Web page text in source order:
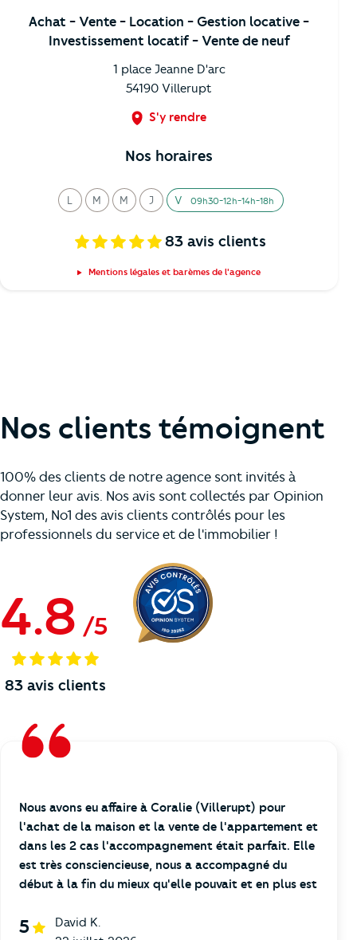
Achat - Vente - Location - Gestion locative -
Investissement locatif - Vente de neuf
1 place Jeanne D'arc
54190 Villerupt
S'y rendre
Nos horaires
L
undi
M
ardi
M
ercredi
J
eudi
V
endredi
09h30-12h-14h-18h
83 avis clients
Mentions légales et barèmes de l'agence
Nos clients témoignent
100% des clients de notre agence sont invités à
donner leur avis. Nos avis sont collectés par Opinion
System, No1 des avis clients contrôlés pour les
professionnels du service et de l'immobilier !
4.8 /5
83 avis clients
Nous avons eu affaire à Coralie (Villerupt) pour
l'achat de la maison et la vente de l'appartement et
dans les 2 cas l'accompagnement était parfait. Elle
est très consciencieuse, nous a accompagné du
début à la fin du mieux qu'elle pouvait et en plus est
5
David K.